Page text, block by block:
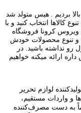
هیس را بالا بردیم . هیس متولد شد
کالاها انتخاب کنید و با
ویروس کرونا فروشگاه
و تنوع محصولات خودش
رو نداشته باشید. در
ارائه میکنه خواهیم
لوازم تحریر
و واردات مستقیم،
به دست مصرف‌کننده